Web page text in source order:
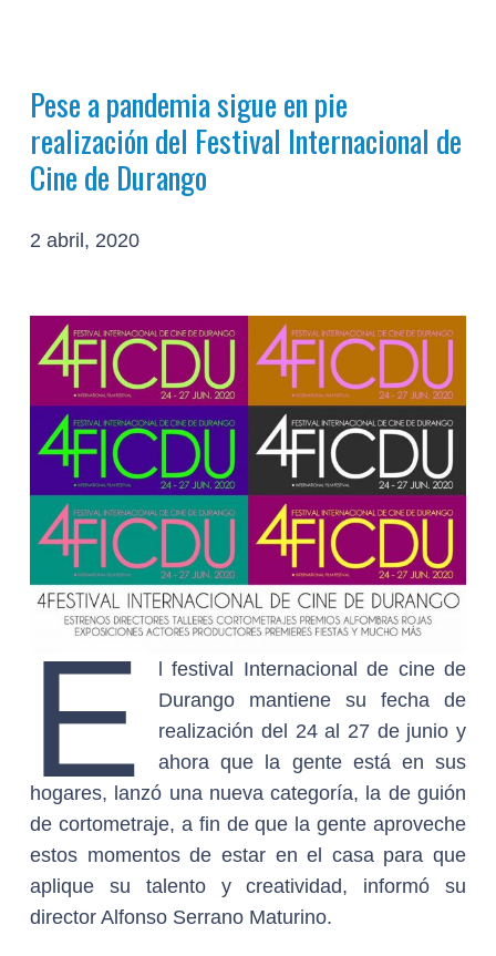
Pese a pandemia sigue en pie
realización del Festival Internacional de
Cine de Durango
2 abril, 2020
E
l festival Internacional de cine de
Durango mantiene su fecha de
realización del 24 al 27 de junio y
ahora que la gente está en sus
hogares, lanzó una nueva categoría, la de guión
de cortometraje, a fin de que la gente aproveche
estos momentos de estar en el casa para que
aplique su talento y creatividad, informó su
director Alfonso Serrano Maturino.